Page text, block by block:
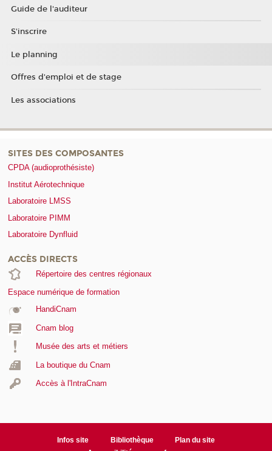
Guide de l'auditeur
S'inscrire
Le planning
Offres d'emploi et de stage
Les associations
SITES DES COMPOSANTES
CPDA (audioprothésiste)
Institut Aérotechnique
Laboratoire LMSS
Laboratoire PIMM
Laboratoire Dynfluid
ACCÈS DIRECTS
Répertoire des centres régionaux
Espace numérique de formation
HandiCnam
Cnam blog
Musée des arts et métiers
La boutique du Cnam
Accès à l'IntraCnam
Infos site Bibliothèque
Plan du site